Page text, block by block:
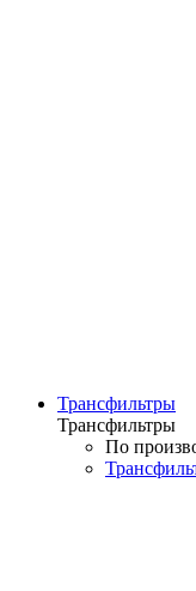
Трансфильтры
Трансфильтры
По